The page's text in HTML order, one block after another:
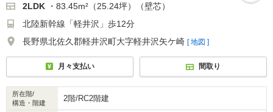
2LDK
・83.45m²（25.24坪）（壁芯）
北陸新幹線「軽井沢」歩12分
長野県北佐久郡軽井沢町大字軽井沢矢ケ崎 [ 地図 ]
月々支払い 間取り
所在階/
構造・階建
2階/RC2階建